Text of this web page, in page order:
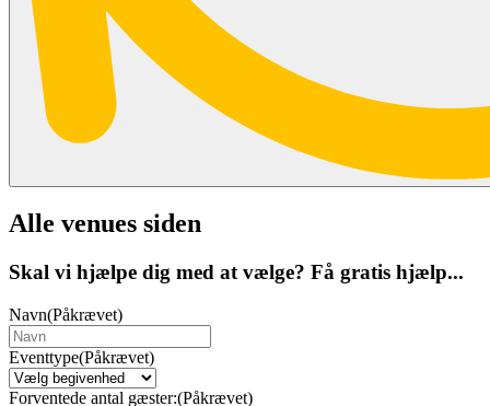
Alle venues siden
Skal vi hjælpe dig med at vælge? Få gratis hjælp...
Navn(Påkrævet)
Eventtype(Påkrævet)
Forventede antal gæster:(Påkrævet)